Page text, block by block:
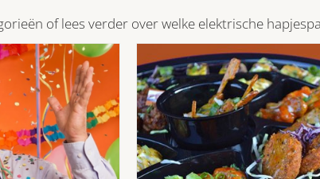
of lees verder over welke elektrische